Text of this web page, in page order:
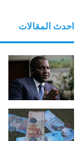
احدث المقالات